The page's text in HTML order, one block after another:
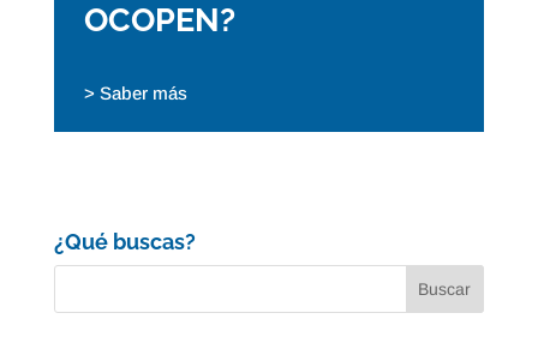
OCOPEN?
> Saber más
¿Qué buscas?